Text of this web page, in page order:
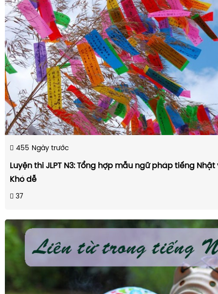
455 Ngày trước
Luyện thi JLPT N3: Tổng hợp mẫu ngữ pháp tiếng
Khó dễ
37